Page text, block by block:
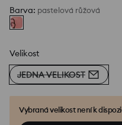
Barva: pastelová růžová
Velikost
JEDNA VELIKOST
Vybraná velikost není k